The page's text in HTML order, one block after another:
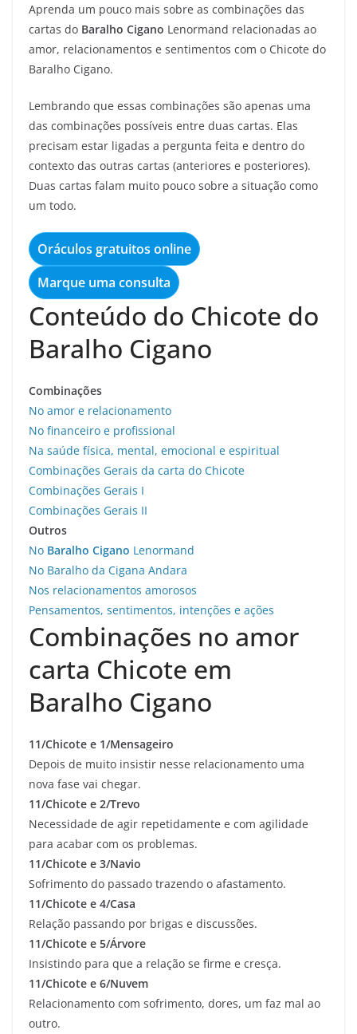
Aprenda um pouco mais sobre as combinações das
cartas do Baralho Cigano Lenormand relacionadas ao
amor, relacionamentos e sentimentos com o Chicote do
Baralho Cigano.
Lembrando que essas combinações são apenas uma
das combinações possíveis entre duas cartas. Elas
precisam estar ligadas a pergunta feita e dentro do
contexto das outras cartas (anteriores e posteriores).
Duas cartas falam muito pouco sobre a situação como
um todo.
Oráculos gratuitos online
Marque uma consulta
Conteúdo do Chicote do
Baralho Cigano
Combinações
No amor e relacionamento
No financeiro e profissional
Na saúde física, mental, emocional e espiritual
Combinações Gerais da carta do Chicote
Combinações Gerais I
Combinações Gerais II
Outros
No Baralho Cigano Lenormand
No Baralho da Cigana Andara
Nos relacionamentos amorosos
Pensamentos, sentimentos, intenções e ações
Combinações no amor
carta Chicote em
Baralho Cigano
11/Chicote e 1/Mensageiro
Depois de muito insistir nesse relacionamento uma
nova fase vai chegar.
11/Chicote e 2/Trevo
Necessidade de agir repetidamente e com agilidade
para acabar com os problemas.
11/Chicote e 3/Navio
Sofrimento do passado trazendo o afastamento.
11/Chicote e 4/Casa
Relação passando por brigas e discussões.
11/Chicote e 5/Árvore
Insistindo para que a relação se firme e cresça.
11/Chicote e 6/Nuvem
Relacionamento com sofrimento, dores, um faz mal ao
outro.